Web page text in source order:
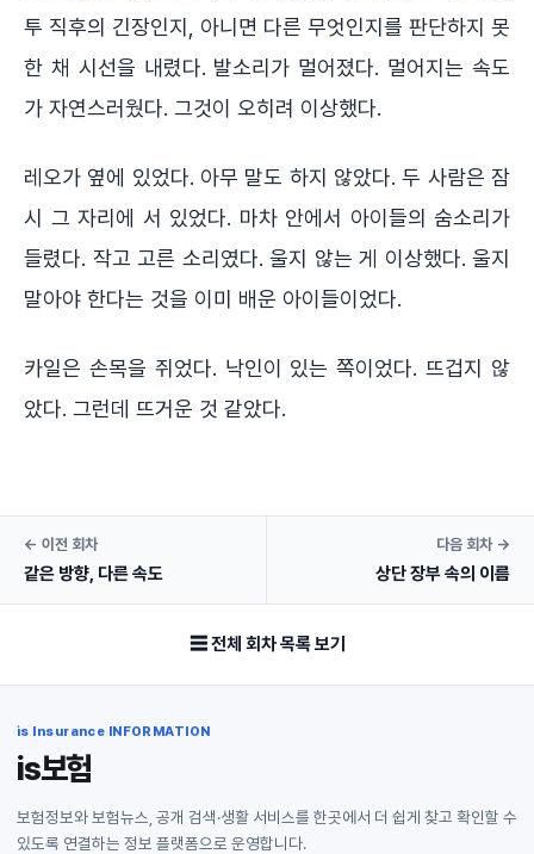
투 직후의 긴장인지, 아니면 다른 무엇인지를 판단하지 못
한 채 시선을 내렸다. 발소리가 멀어졌다. 멀어지는 속도
가 자연스러웠다. 그것이 오히려 이상했다.
레오가 옆에 있었다. 아무 말도 하지 않았다. 두 사람은 잠
시 그 자리에 서 있었다. 마차 안에서 아이들의 숨소리가
들렸다. 작고 고른 소리였다. 울지 않는 게 이상했다. 울지
말아야 한다는 것을 이미 배운 아이들이었다.
카일은 손목을 쥐었다. 낙인이 있는 쪽이었다. 뜨겁지 않
았다. 그런데 뜨거운 것 같았다.
← 이전 회차
같은 방향, 다른 속도
다음 회차 →
상단 장부 속의 이름
☰ 전체 회차 목록 보기
is Insurance INFORMATION
is보험
보험정보와 보험뉴스, 공개 검색·생활 서비스를 한곳에서 더 쉽게 찾고 확인할 수
있도록 연결하는 정보 플랫폼으로 운영합니다.